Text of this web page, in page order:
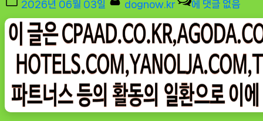
on
2026년 06월 03일 dognow.kr
아
지
변
봉
투
솔
에 댓글 없음